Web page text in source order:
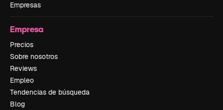
Empresas
Empresa
Precios
Sobre nosotros
Reviews
Empleo
Tendencias de búsqueda
Blog